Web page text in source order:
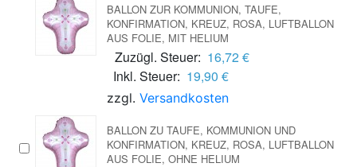
BALLON ZUR KOMMUNION, TAUFE,
KONFIRMATION, KREUZ, ROSA, LUFTBALLON
AUS FOLIE, MIT HELIUM
Zuzügl. Steuer: 16,72 €
Inkl. Steuer: 19,90 €
zzgl. Versandkosten
BALLON ZU TAUFE, KOMMUNION UND
KONFIRMATION, KREUZ, ROSA, LUFTBALLON
AUS FOLIE, OHNE HELIUM